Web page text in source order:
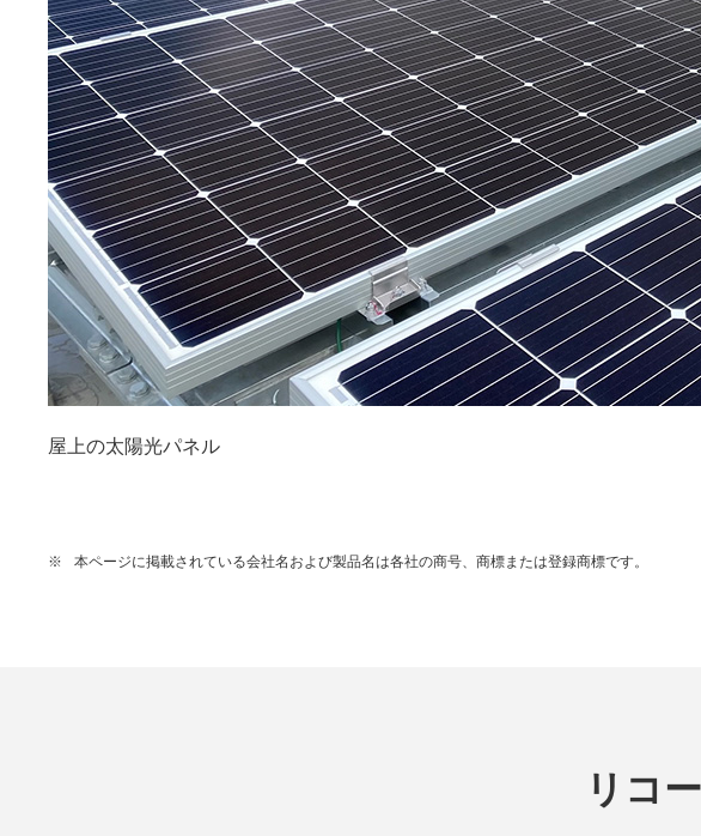
屋上の太陽光パネル
※ 本ページに掲載されている会社名および製品名は各社の商号、商標または登録商標です。
リコ